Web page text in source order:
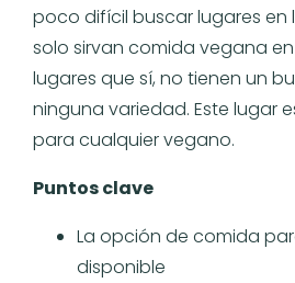
poco difícil buscar lugares en
solo sirvan comida vegana
lugares que sí, no tienen un
ninguna variedad. Este lugar
para cualquier vegano.
Puntos clave
La opción de comida
disponible